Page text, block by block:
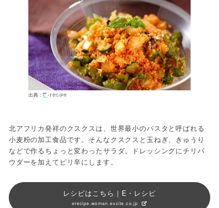
出典：
北アフリカ発祥のクスクスは、世界最小のパスタと呼ばれる
小麦粉の加工食品です。そんなクスクスと玉ねぎ、きゅうり
などで作るちょっと変わったサラダ。ドレッシングにチリパ
ウダーを加えてピリ辛にします。
レシピはこちら｜E・レシピ
erecipe.woman.excite.co.jp